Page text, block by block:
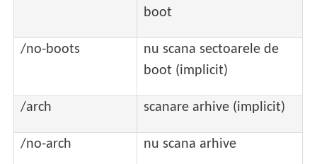
boot
/no-boots
nu scana sectoarele de
boot (implicit)
/arch scanare arhive (implicit)
/no-arch nu scana arhive